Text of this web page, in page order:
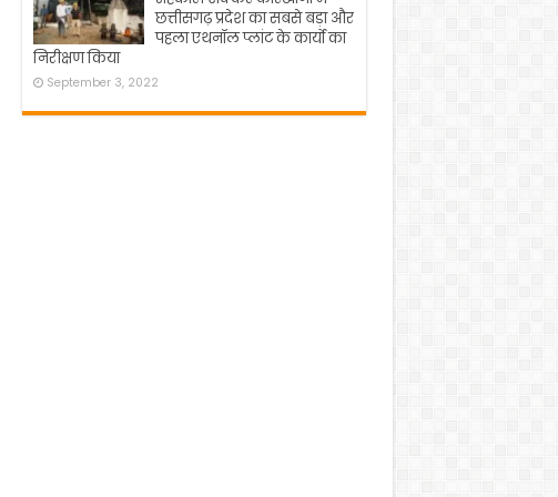
छत्तीसगढ़ प्रदेश का सबसे बड़ा और
पहला एथनॉल प्लांट के कार्यो का
निरीक्षण किया
September 3, 2022